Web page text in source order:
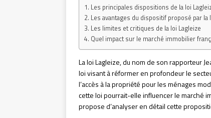
Les principales dispositions de la loi
Les avantages du dispositif proposé par la
Les limites et critiques de la loi Lagleize
Quel impact sur le marché immobilier
La loi Lagleize, du nom de son rapporteur
loi visant à réformer en profondeur le
l’accès à la propriété pour les ménages
cette loi pourrait-elle influencer le marché
propose d’analyser en détail cette